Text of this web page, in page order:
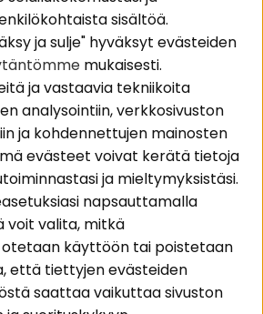
Evästeet
Huolto- ja
takuutiedot
Ostoehdot
Palautus
Tietosuojapolitiikka
Seuraa meitä
Instagram
Facebook
Youtube
Tiktok
sisältöä.
ja sulje" hyväksyt evästeiden
mukaisesti.
ja vastaavia tekniikoita
analysointiin, verkkosivuston
ja kohdennettujen mainosten
evästeet voivat kerätä tietoja
ja mieltymyksistäsi.
napsauttamalla
voit valita, mitkä
käyttöön tai poistetaan
että tiettyjen evästeiden
saattaa vaikuttaa sivuston